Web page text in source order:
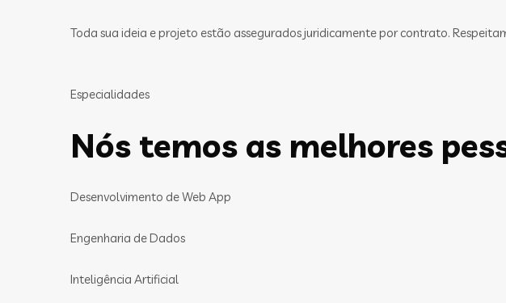
Toda sua ideia e projeto estão assegurados juridicamente por contrato.
Especialidades
Nós temos as melhores
Desenvolvimento de Web App
Engenharia de Dados
Inteligência Artificial